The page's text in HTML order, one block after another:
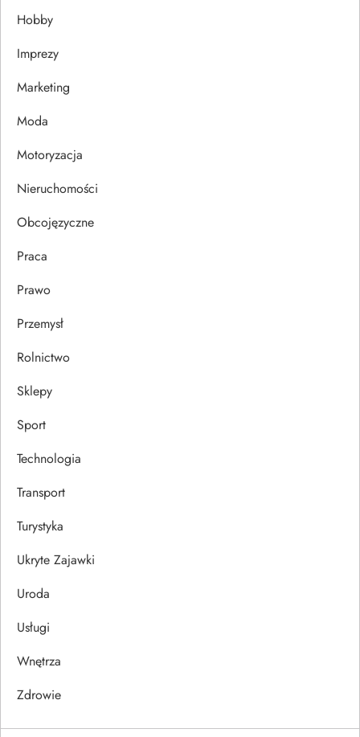
a
w
p
u
Hobby
Imprezy
Marketing
Moda
Motoryzacja
Nieruchomości
Obcojęzyczne
Praca
Prawo
Przemysł
Rolnictwo
Sklepy
Sport
Technologia
Transport
Turystyka
Ukryte Zajawki
Uroda
Usługi
Wnętrza
Zdrowie